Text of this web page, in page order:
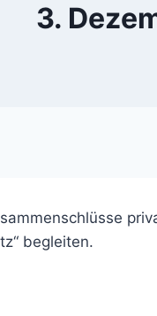
3.
begleiten.